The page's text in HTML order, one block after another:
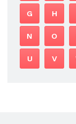
G H
N O
U V